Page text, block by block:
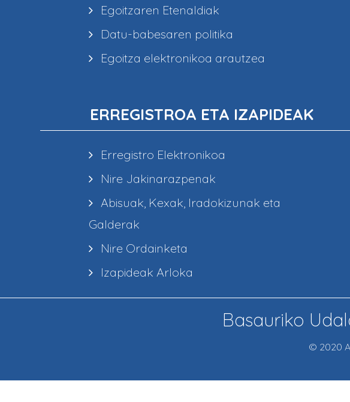
Egoitzaren Etenaldiak
Datu-babesaren politika
Egoitza elektronikoa arautzea
ERREGISTROA ETA IZAPIDEAK
Erregistro Elektronikoa
Nire Jakinarazpenak
Abisuak, Kexak, Iradokizunak eta
Galderak
Nire Ordainketa
Izapideak Arloka
Basauriko
© 2020